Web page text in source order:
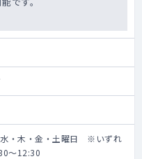
水・木・金・土曜日 ※いずれ
～12:30